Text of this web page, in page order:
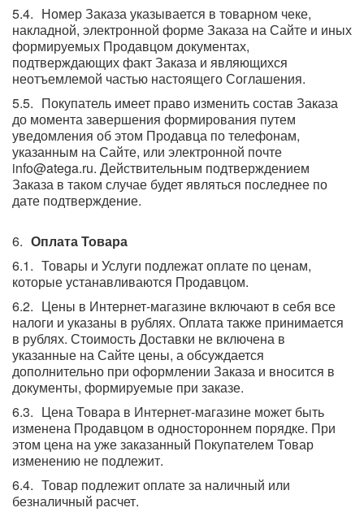
Номер Заказа указывается в товарном чеке,
накладной, электронной форме Заказа на Сайте и иных
формируемых Продавцом документах,
подтверждающих факт Заказа и являющихся
неотъемлемой частью настоящего Соглашения.
Покупатель имеет право изменить состав Заказа
до момента завершения формирования путем
уведомления об этом Продавца по телефонам,
указанным на Сайте, или электронной почте
info@atega.ru. Действительным подтверждением
Заказа в таком случае будет являться последнее по
дате подтверждение.
Оплата Товара
Товары и Услуги подлежат оплате по ценам,
которые устанавливаются Продавцом.
Цены в Интернет-магазине включают в себя все
налоги и указаны в рублях. Оплата также принимается
в рублях. Стоимость Доставки не включена в
указанные на Сайте цены, а обсуждается
дополнительно при оформлении Заказа и вносится в
документы, формируемые при заказе.
Цена Товара в Интернет-магазине может быть
изменена Продавцом в одностороннем порядке. При
этом цена на уже заказанный Покупателем Товар
изменению не подлежит.
Товар подлежит оплате за наличный или
безналичный расчет.